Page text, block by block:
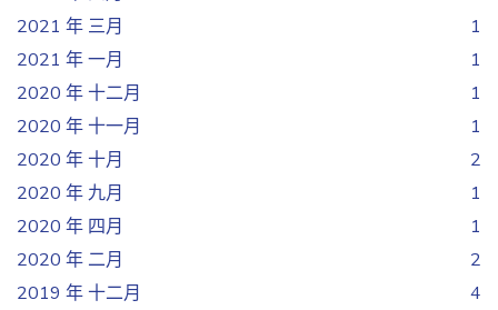
2021 年 三月
1
2021 年 一月
1
2020 年 十二月
1
2020 年 十一月
1
2020 年 十月
2
2020 年 九月
1
2020 年 四月
1
2020 年 二月
2
2019 年 十二月
4